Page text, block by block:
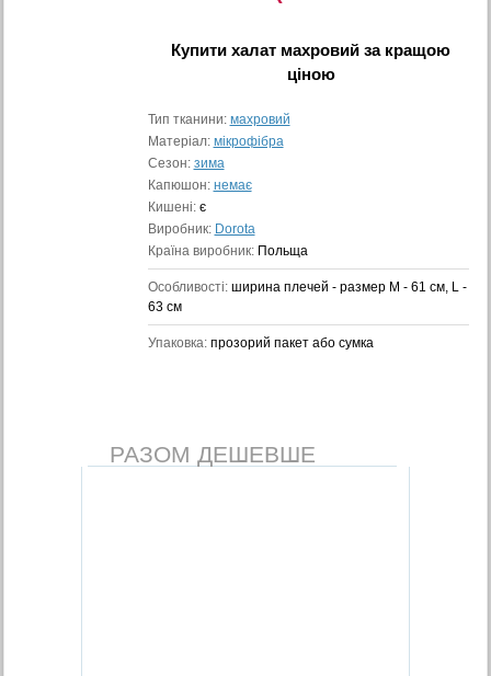
Купитихалат махровий за кращою
ціною
Тип тканини: махровий
Матеріал: мікрофібра
Сезон: зима
Капюшон: немає
Кишені: є
Виробник: Dorota
Країна виробник: Польща
Особливості: ширина плечей - размер M - 61 cм, L -
63 cм
Упаковка: прозорий пакет або сумка
РАЗОМ ДЕШЕВШЕ